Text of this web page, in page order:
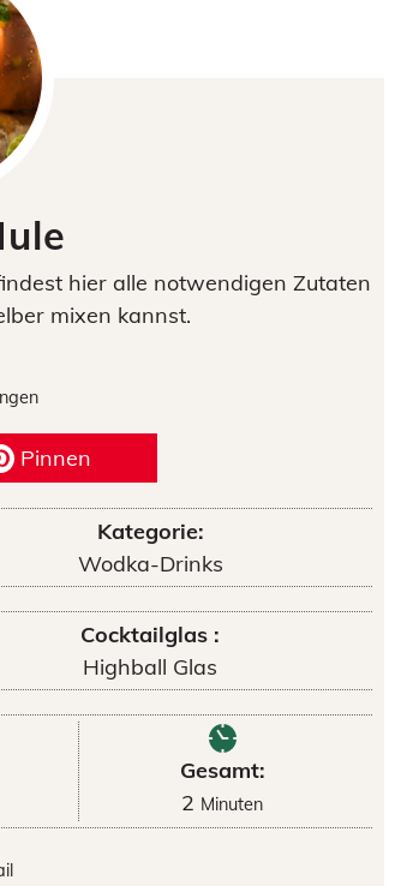
hier alle notwendigen Zutaten
mixen kannst.
Pinnen
Kategorie:
Wodka-Drinks
Cocktailglas :
Highball Glas
Gesamt:
2 Minuten